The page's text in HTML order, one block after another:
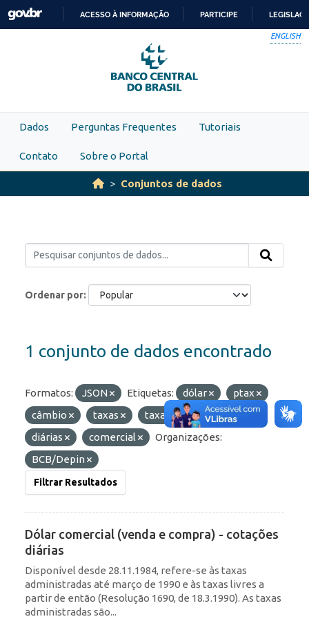
Skip to main content
PARA
O
CONTEÚDO
ACESSO À INFORMAÇÃO PARTICIPE
ENGLISH
Dados Perguntas Frequentes Tutoriais
Contato Sobre o Portal
Conjuntos de dados
Ordenar por
1 conjunto de dados encontrado
Formatos: JSON Etiquetas: dólar
ptax
câmbio
taxas
taxas de câmbio
diárias
comercial
Organizações:
BCB/Depin
Filtrar Resultados
Dólar comercial (venda e compra) - cotações
diárias
Disponível desde 28.11.1984, refere-se às taxas
administradas até março de 1990 e às taxas livres a
partir de então (Resolução 1690, de 18.3.1990). As taxas
administradas são...